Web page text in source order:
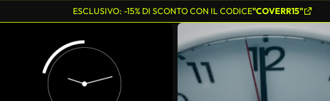
ESCLUSIVO: -15% DI SCONTO CON IL CODICE"COVERR15"